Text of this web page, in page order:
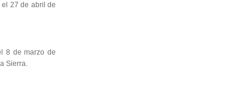
27 de abril de
8 de marzo de
Sierra.